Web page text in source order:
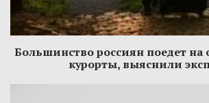
Большинство россиян поедет на
курорты, выяснили